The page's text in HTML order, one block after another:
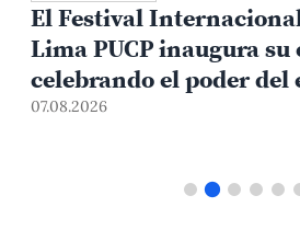
El Festival
Lima PUCP inaugura
celebrando el poder del
07.08.2026